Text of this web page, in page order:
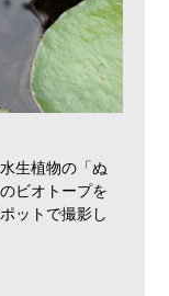
生植物の「ぬ
ビオトープを
ットで撮影し